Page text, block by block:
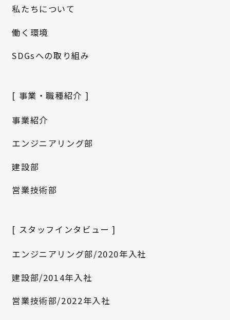
私たちについて
働く環境
SDGsへの取り組み
[ 事業・職種紹介 ]
事業紹介
エンジニアリング部
建設部
営業技術部
[ スタッフインタビュー ]
エンジニアリング部/2020年入社
建設部/2014年入社
営業技術部/2022年入社